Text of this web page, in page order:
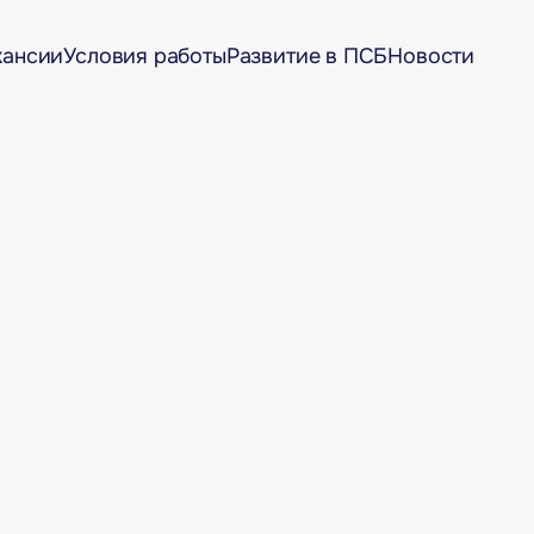
Условия работыРазвитие в ПСБНовости